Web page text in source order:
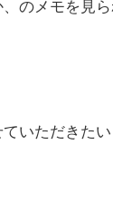
のメモを見ら
いただきたい